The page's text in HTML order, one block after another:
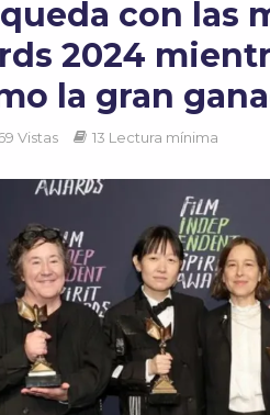
con las
2024
la gran
Vistas 13 Lectura mínima